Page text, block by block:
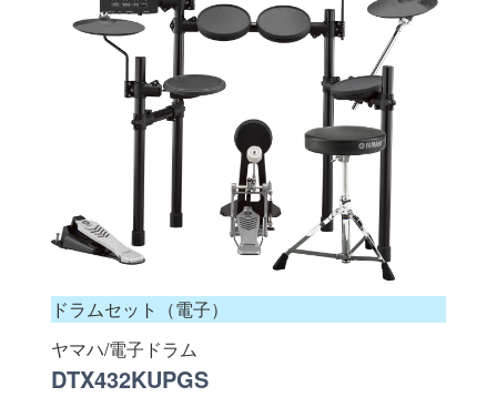
ドラムセット（電子）
ヤマハ/電子ドラム
DTX432KUPGS